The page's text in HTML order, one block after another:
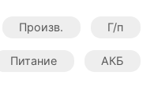
Произв. Г/п
Питание АКБ